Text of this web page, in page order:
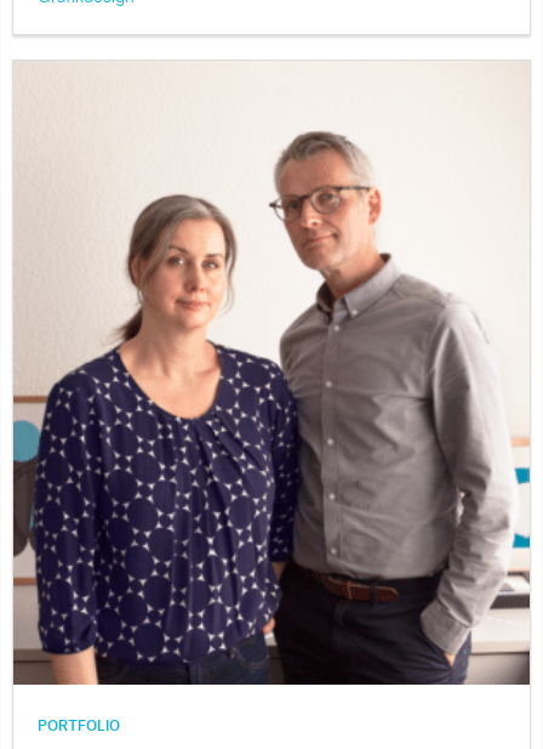
PORTFOLIO